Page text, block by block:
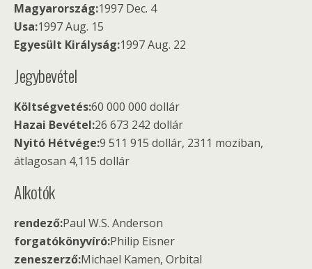
Magyarország:1997 Dec. 4
Usa:1997 Aug. 15
Egyesült Királyság:1997 Aug. 22
Jegybevétel
Költségvetés:60 000 000 dollár
Hazai Bevétel:26 673 242 dollár
Nyitó Hétvége:9 511 915 dollár, 2311 moziban,
átlagosan 4,115 dollár
Alkotók
rendező:Paul W.S. Anderson
forgatókönyvíró:Philip Eisner
zeneszerző:Michael Kamen, Orbital